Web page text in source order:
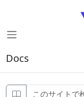
Docs